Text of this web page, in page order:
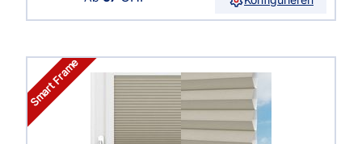
Smart Frame